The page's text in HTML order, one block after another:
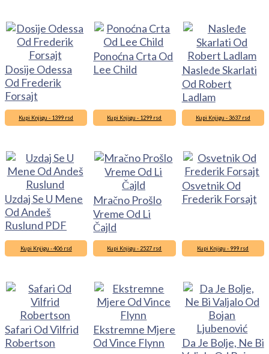
Dosije Odessa
Od Frederik
Forsajt
Ponoćna Crta Od
Lee Child
Nasleđe Skarlati
Od Robert
Ladlam
Kupi Knjigu - 1399 rsd
Uzdaj Se U Mene
Od Andeš
Ruslund PDF
Kupi Knjigu - 1299 rsd
Mračno Prošlo
Vreme Od Li
Čajld
Kupi Knjigu - 3637 rsd
Osvetnik Od
Frederik Forsajt
Kupi Knjigu - 406 rsd
Safari Od Vilfrid
Robertson
Kupi Knjigu - 2527 rsd
Ekstremne Mjere
Od Vince Flynn
Kupi Knjigu - 999 rsd
Da Je Bolje, Ne Bi